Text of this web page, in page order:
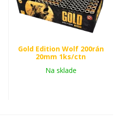
Gold Edition Wolf 200rán
20mm 1ks/ctn
Na sklade